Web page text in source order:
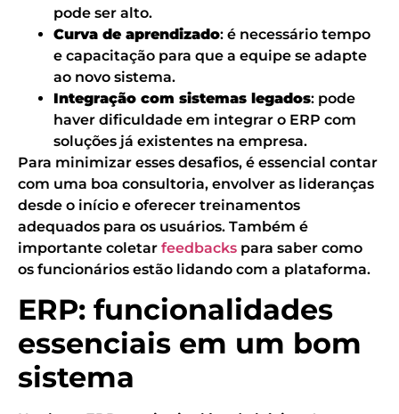
pode ser alto.
Curva de aprendizado: é necessário tempo
e capacitação para que a equipe se adapte
ao novo sistema.
Integração com sistemas legados: pode
haver dificuldade em integrar o ERP com
soluções já existentes na empresa.
Para minimizar esses desafios, é essencial contar
com uma boa consultoria, envolver as lideranças
desde o início e oferecer treinamentos
adequados para os usuários. Também é
importante coletar feedbacks para saber como
os funcionários estão lidando com a plataforma.
ERP: funcionalidades
essenciais em um bom
sistema